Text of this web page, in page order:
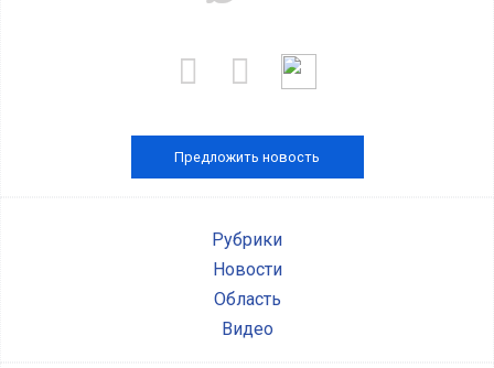
Предложить новость
Рубрики
Новости
Область
Видео